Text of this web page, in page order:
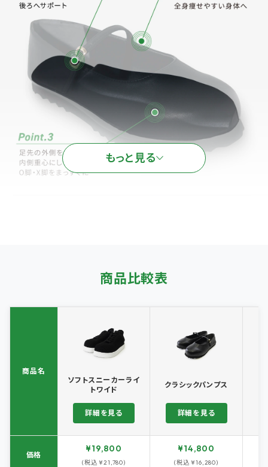
もっと見る
商品比較表
商品名
ソフトスニーカーライ
トワイド
詳細を見る
クラシックパンプス
詳細を見る
価格
¥19,800
(税込 ¥21,780)
¥14,800
(税込 ¥16,280)